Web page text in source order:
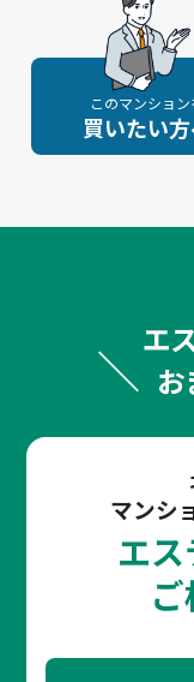
このマンション
買いたい
エ
マンシ
エ